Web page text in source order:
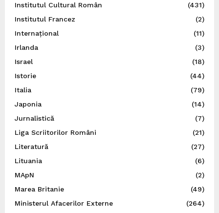
Institutul Cultural Român
(431)
Institutul Francez
(2)
Internațional
(11)
Irlanda
(3)
Israel
(18)
Istorie
(44)
Italia
(79)
Japonia
(14)
Jurnalistică
(7)
Liga Scriitorilor Români
(21)
Literatură
(27)
Lituania
(6)
MApN
(2)
Marea Britanie
(49)
Ministerul Afacerilor Externe
(264)